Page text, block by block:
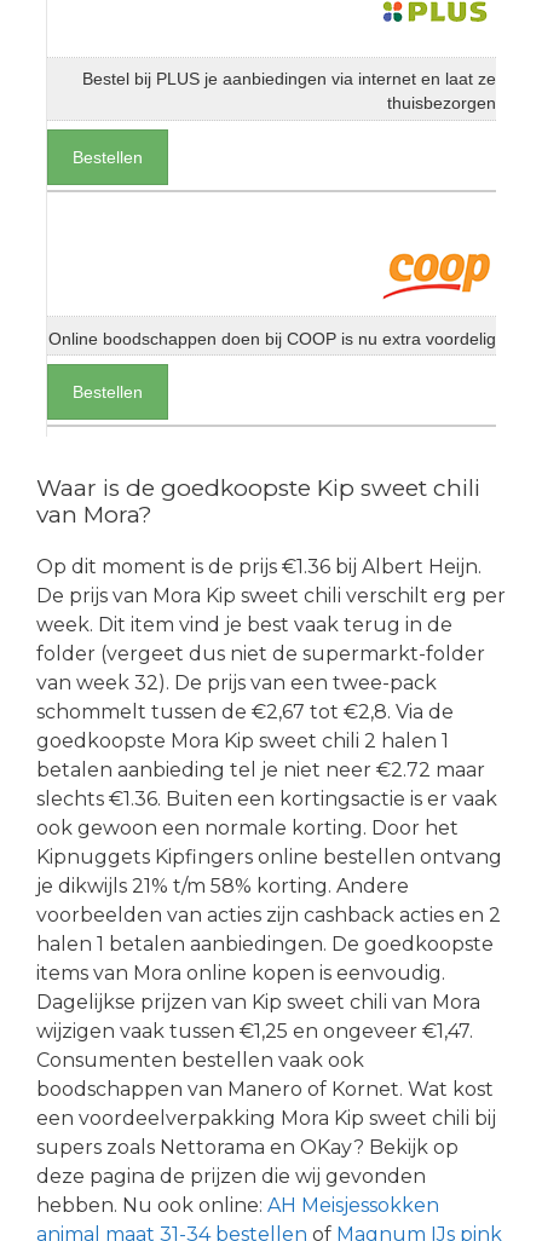
Bestel bij PLUS je aanbiedingen via internet en laat ze
thuisbezorgen
Bestellen
Online boodschappen doen bij COOP is nu extra voordelig
Bestellen
Waar is de goedkoopste Kip sweet chili
van Mora?
Op dit moment is de prijs €1.36 bij Albert Heijn.
De prijs van Mora Kip sweet chili verschilt erg per
week. Dit item vind je best vaak terug in de
folder (vergeet dus niet de supermarkt-folder
van week 32). De prijs van een twee-pack
schommelt tussen de €2,67 tot €2,8. Via de
goedkoopste Mora Kip sweet chili 2 halen 1
betalen aanbieding tel je niet neer €2.72 maar
slechts €1.36. Buiten een kortingsactie is er vaak
ook gewoon een normale korting. Door het
Kipnuggets Kipfingers online bestellen ontvang
je dikwijls 21% t/m 58% korting. Andere
voorbeelden van acties zijn cashback acties en 2
halen 1 betalen aanbiedingen. De goedkoopste
items van Mora online kopen is eenvoudig.
Dagelijkse prijzen van Kip sweet chili van Mora
wijzigen vaak tussen €1,25 en ongeveer €1,47.
Consumenten bestellen vaak ook
boodschappen van Manero of Kornet. Wat kost
een voordeelverpakking Mora Kip sweet chili bij
supers zoals Nettorama en OKay? Bekijk op
deze pagina de prijzen die wij gevonden
hebben. Nu ook online: AH Meisjessokken
animal maat 31-34 bestellen of Magnum IJs pink